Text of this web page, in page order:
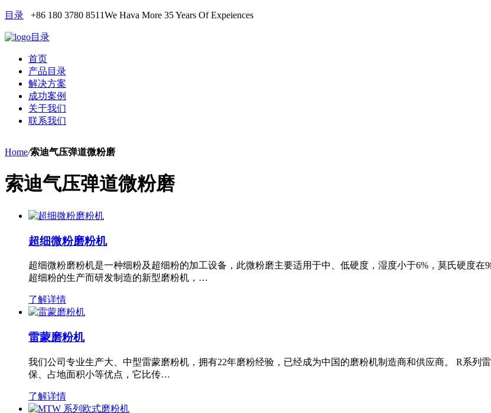
目录 +86 180 3780 8511We Hava More 35 Years Of Expeiences
目录
首页
产品目录
解决方案
成功案例
关于我们
联系我们
Home/索迪气压弹道微粉磨
索迪气压弹道微粉磨
超细微粉磨粉机
超细微粉磨粉机是一种细粉及超细粉的加工设备，此微粉磨主要适用于中、低硬度，湿度小于6%，莫氏硬度
超细粉的生产而研发制造的新型磨粉机，…
了解详情
雷蒙磨粉机
我们公司专业生产大、中型雷蒙磨粉机，拥有22年磨粉经验，已经成为中国的磨粉机制造商和供应商。 R系列
保、占地面积小等优点，它比传…
了解详情